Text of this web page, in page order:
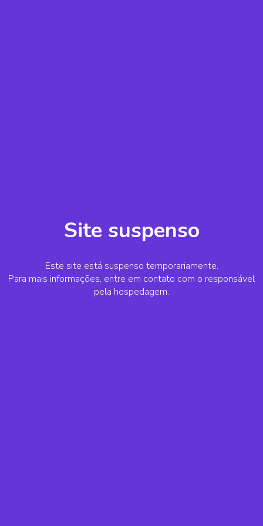
Site suspenso
Este site está suspenso temporariamente.
Para mais informações, entre em contato com o responsável
pela hospedagem.